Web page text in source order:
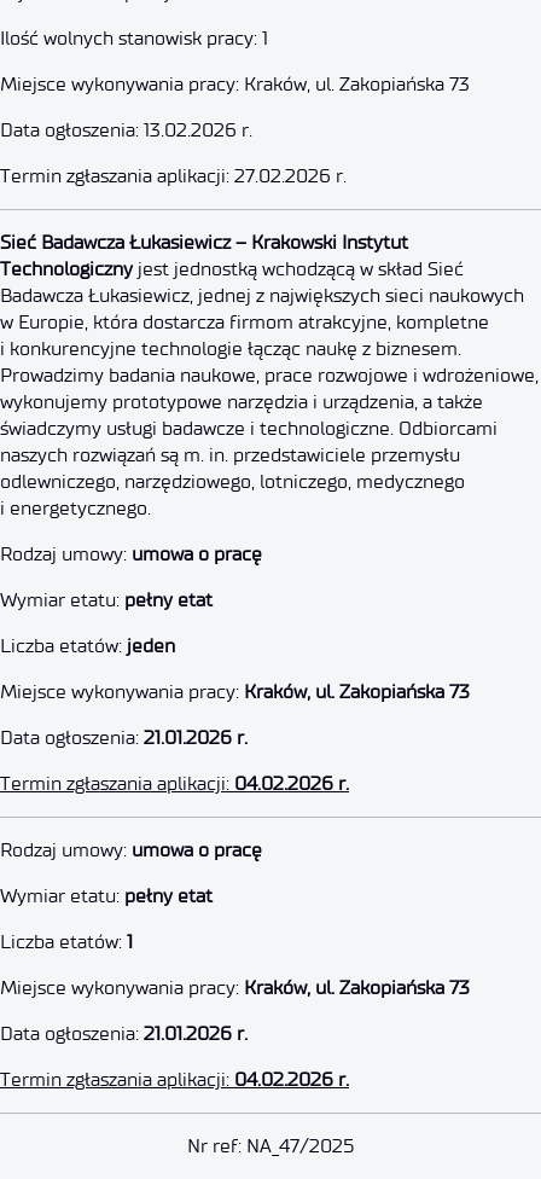
Ilość wolnych stanowisk pracy: 1
Miejsce wykonywania pracy: Kraków, ul. Zakopiańska 73
Data ogłoszenia: 13.02.2026 r.
Termin zgłaszania aplikacji: 27.02.2026 r.
Starszy specjalista ds.
4 lutego 2026
Sieć Badawcza Łukasiewicz – Krakowski Instytut
Technologiczny jest jednostką wchodzącą w skład Sieć
Badawcza Łukasiewicz, jednej z największych sieci naukowych
w Europie, która dostarcza firmom atrakcyjne, kompletne
i konkurencyjne technologie łącząc naukę z biznesem.
Prowadzimy badania naukowe, prace rozwojowe i wdrożeniowe,
wykonujemy prototypowe narzędzia i urządzenia, a także
świadczymy usługi badawcze i technologiczne. Odbiorcami
naszych rozwiązań są m. in. przedstawiciele przemysłu
odlewniczego, narzędziowego, lotniczego, medycznego
i energetycznego.
Rodzaj umowy: umowa o pracę
Wymiar etatu: pełny etat
Liczba etatów: jeden
Miejsce wykonywania pracy: Kraków, ul. Zakopiańska 73
Data ogłoszenia: 21.01.2026 r.
Termin zgłaszania aplikacji: 04.02.2026 r.
Specjalista ds. Księgowości (K/
4 lutego 2026
Rodzaj umowy: umowa o pracę
Wymiar etatu: pełny etat
Liczba etatów: 1
Miejsce wykonywania pracy: Kraków, ul. Zakopiańska 73
Data ogłoszenia: 21.01.2026 r.
Termin zgłaszania aplikacji: 04.02.2026 r.
Pracownik techniczny –
Nr ref: NA_47/2025